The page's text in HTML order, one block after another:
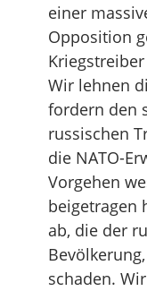
einer
Opposition
Wir lehnen
fordern den
russischen
die NATO-
Vorgehen
beigetragen
ab, die der
schaden.